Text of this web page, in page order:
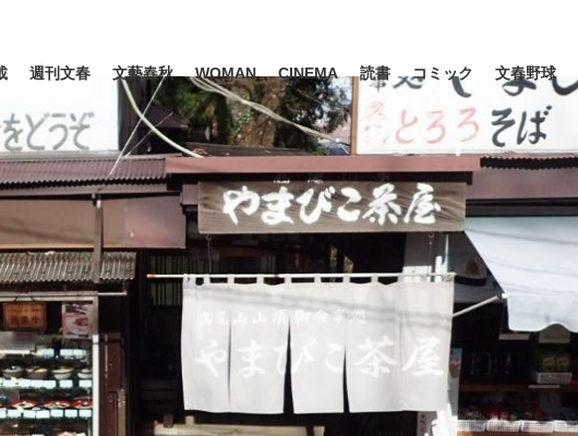
ライフ ビジネス インタビュー 読書
監督に... 「最悪の空気のまま解散」WBC日本代表“敗戦”の真実
観る将棋、読む将棋
週刊文春 文藝春秋 WOMAN CINEMA 読書 コミック 文春野球
キーワード入力
#後藤真希 #森岡毅 #城彰二 #内田有紀
#松田聖子